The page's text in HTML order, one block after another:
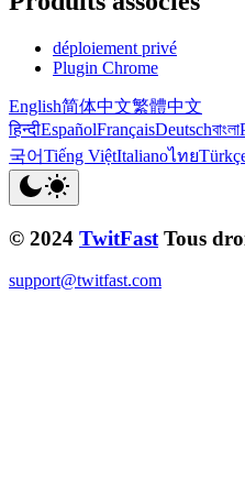
déploiement privé
Plugin Chrome
English简体中文繁體中文
हिन्दीEspañolFrançaisDeutschবাংলা
국어Tiếng ViệtItalianoไทย
© 2024 TwitFast Tous
support@twitfast.com